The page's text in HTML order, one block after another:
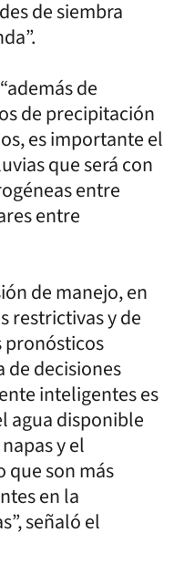
de siembra
de
de precipitación
es importante el
que será con
entre
entre
de manejo, en
restrictivas y de
de decisiones
inteligentes es
agua disponible
y el
que son más
en la
señaló el